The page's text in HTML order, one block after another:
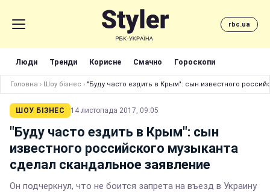
rbc.ua
Люди Тренди Корисне Смачно Гороскопи
Головна › Шоу бізнес › "Буду часто ездить в Крым": сын известного
ШОУ БІЗНЕС 14 листопада 2017, 09:05
"Буду часто ездить в Крым": сын
известного российского музыканта
сделал скандальное заявление
Он подчеркнул, что не боится запрета на въезд в Украину